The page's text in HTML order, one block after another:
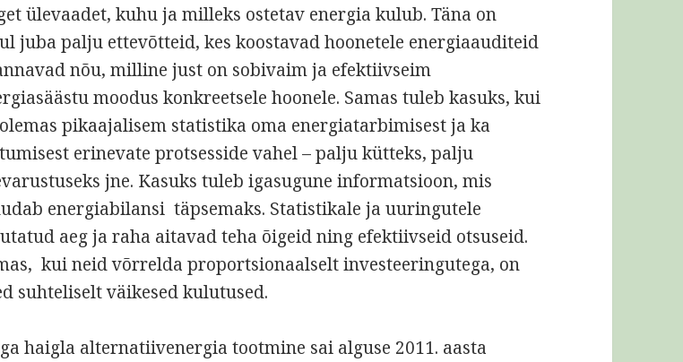
ülevaadet, kuhu ja milleks ostetav energia kulub. Täna on
juba palju ettevõtteid, kes koostavad hoonetele energiaauditeid
nõu, milline just on sobivaim ja efektiivseim
moodus konkreetsele hoonele. Samas tuleb kasuks, kui
pikaajalisem statistika oma energiatarbimisest ja ka
erinevate protsesside vahel – palju kütteks, palju
jne. Kasuks tuleb igasugune informatsioon, mis
energiabilansi täpsemaks. Statistikale ja uuringutele
aeg ja raha aitavad teha õigeid ning efektiivseid otsuseid.
kui neid võrrelda proportsionaalselt investeeringutega, on
suhteliselt väikesed kulutused.
haigla alternatiivenergia tootmine sai alguse 2011. aasta